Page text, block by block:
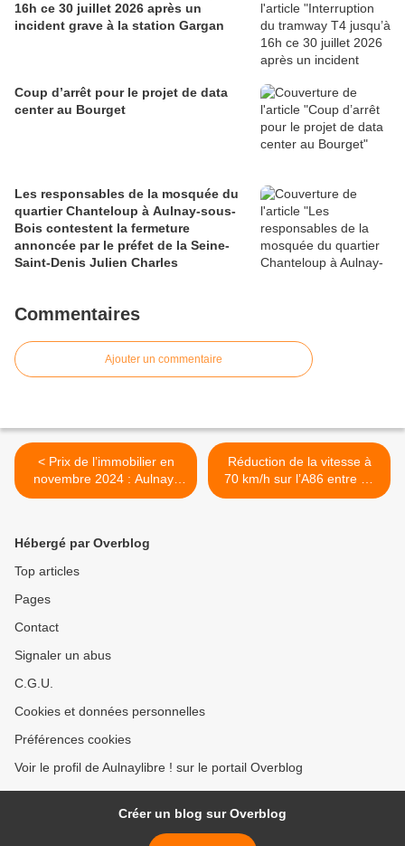
16h ce 30 juillet 2026 après un
incident grave à la station Gargan
Coup d’arrêt pour le projet de data
center au Bourget
Les responsables de la mosquée du
quartier Chanteloup à Aulnay-sous-
Bois contestent la fermeture
annoncée par le préfet de la Seine-
Saint-Denis Julien Charles
Commentaires
Ajouter un commentaire
< Prix de l’immobilier en
novembre 2024 : Aulnay-
sous-Bois toujours au top
Réduction de la vitesse à
70 km/h sur l’A86 entre La
Courneuve et Saint-Denis >
Hébergé par Overblog
Top articles
Pages
Contact
Signaler un abus
C.G.U.
Cookies et données personnelles
Préférences cookies
Voir le profil de Aulnaylibre ! sur le portail Overblog
Créer un blog sur Overblog